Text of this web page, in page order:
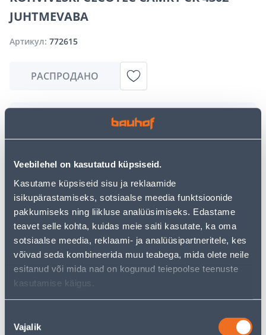
Veebilehel on kasutatud küpsiseid.
Kasutame küpsiseid sisu ja reklaamide
isikupärastamiseks, sotsiaalse meedia funktsioonide
pakkumiseks ning liikluse analüüsimiseks. Edastame
teavet selle kohta, kuidas meie saiti kasutate, ka oma
sotsiaalse meedia, reklaami- ja analüüsipartneritele, kes
võivad seda kombineerida muu teabega, mida olete neile
esitanud või mida nad on kogunud teiepoolse teenuste
kasutamise käigus.
valik
Vajalik
JUHTMEVABA
Артикул: 772615
РАСПРОДАНО
Извините, но запрашиваемый вами товар в
настоящее время временно отсутствует из-за
большого спроса. Однако мы предлагаем отличные
могут вам понравиться!
Но ваш шопинг не должен заканчиваться здесь - вы
можете продолжить свои исследования, вернувшись
главную страницу или используя нашу мощную
функцию поиска, чтобы найти еще более приятные
варианты. Удачных покупок!
• 14-päevane tagastusõigus.